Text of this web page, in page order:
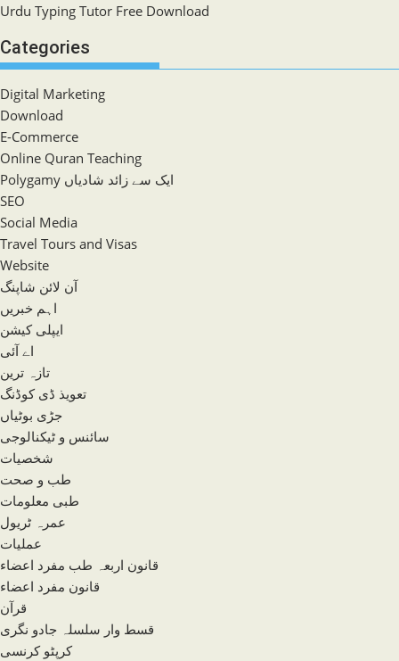
Urdu Typing Tutor Free Download
Categories
Digital Marketing
Download
E-Commerce
Online Quran Teaching
Polygamy ایک سے زائد شادیاں
SEO
Social Media
Travel Tours and Visas
Website
آن لائن شاپنگ
اہم خبریں
ایپلی کیشن
اے آئی
تازہ ترین
تعویذ ڈی کوڈنگ
جڑی بوٹیاں
سائنس و ٹیکنالوجی
شخصیات
طب و صحت
طبی معلومات
عمرہ ٹریول
عملیات
قانون اربعہ طب مفرد اعضاء
قانون مفرد اعضاء
قرآن
قسط وار سلسلہ جادو نگری
کرپٹو کرنسی